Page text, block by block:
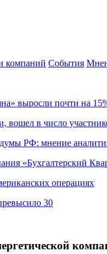
компаний События
выросли почти на
в число
РФ: мнение
«Бухгалтерский
операциях
30